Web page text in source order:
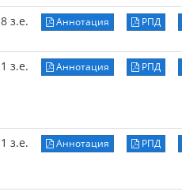
8 з.е. Аннотация РПД
1 з.е. Аннотация РПД
1 з.е. Аннотация РПД